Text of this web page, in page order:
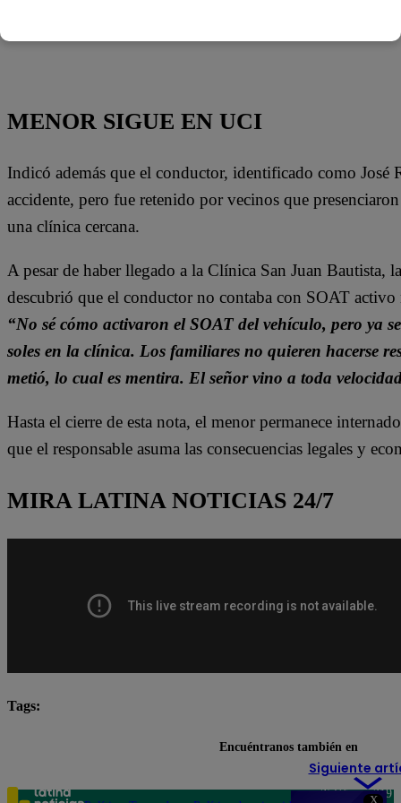
X
MENOR SIGUE EN UCI
Indicó además que el conductor, identificado como José
accidente, pero fue retenido por vecinos que
una clínica cercana.
A pesar de haber llegado a la Clínica San Juan Bautista,
descubrió que el conductor no contaba con SOAT
“No sé cómo activaron el SOAT del vehículo, pero ya
soles en la clínica. Los familiares no quieren hacerse
metió, lo cual es mentira. El señor vino a toda
Hasta el cierre de esta nota, el menor permanece
que el responsable asuma las consecuencias legales y
MIRA LATINA NOTICIAS 24/7
Tags:
Siguiente
Encuéntranos también en
Teléfono: 219